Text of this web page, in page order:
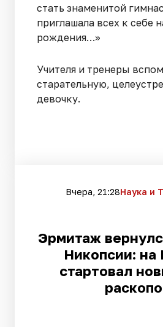
стать знаменитой
приглашала всех к себе
рождения…»
Учителя и тренеры
старательную,
девочку.
Вчера, 21:28Наука и
Эрмитаж
Никопсии: на
стартовал